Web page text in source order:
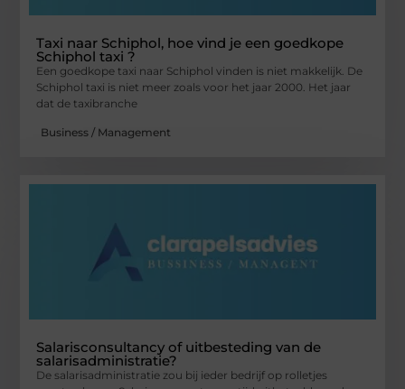
Taxi naar Schiphol, hoe vind je een goedkope
Schiphol taxi ?
Een goedkope taxi naar Schiphol vinden is niet makkelijk. De
Schiphol taxi is niet meer zoals voor het jaar 2000. Het jaar
dat de taxibranche
Business / Management
Salarisconsultancy of uitbesteding van de
salarisadministratie?
De salarisadministratie zou bij ieder bedrijf op rolletjes